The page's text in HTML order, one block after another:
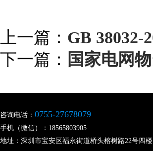
上一篇： GB 38032-
下一篇： 国家电网
咨询电话： 0755-27678079
手机（微信）：18565803905
地址：深圳市宝安区福永街道桥头榕树路22号四楼